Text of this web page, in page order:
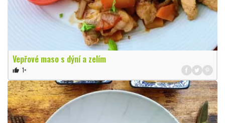
Vepřové maso s dýní a zelím
thumb_up 1×